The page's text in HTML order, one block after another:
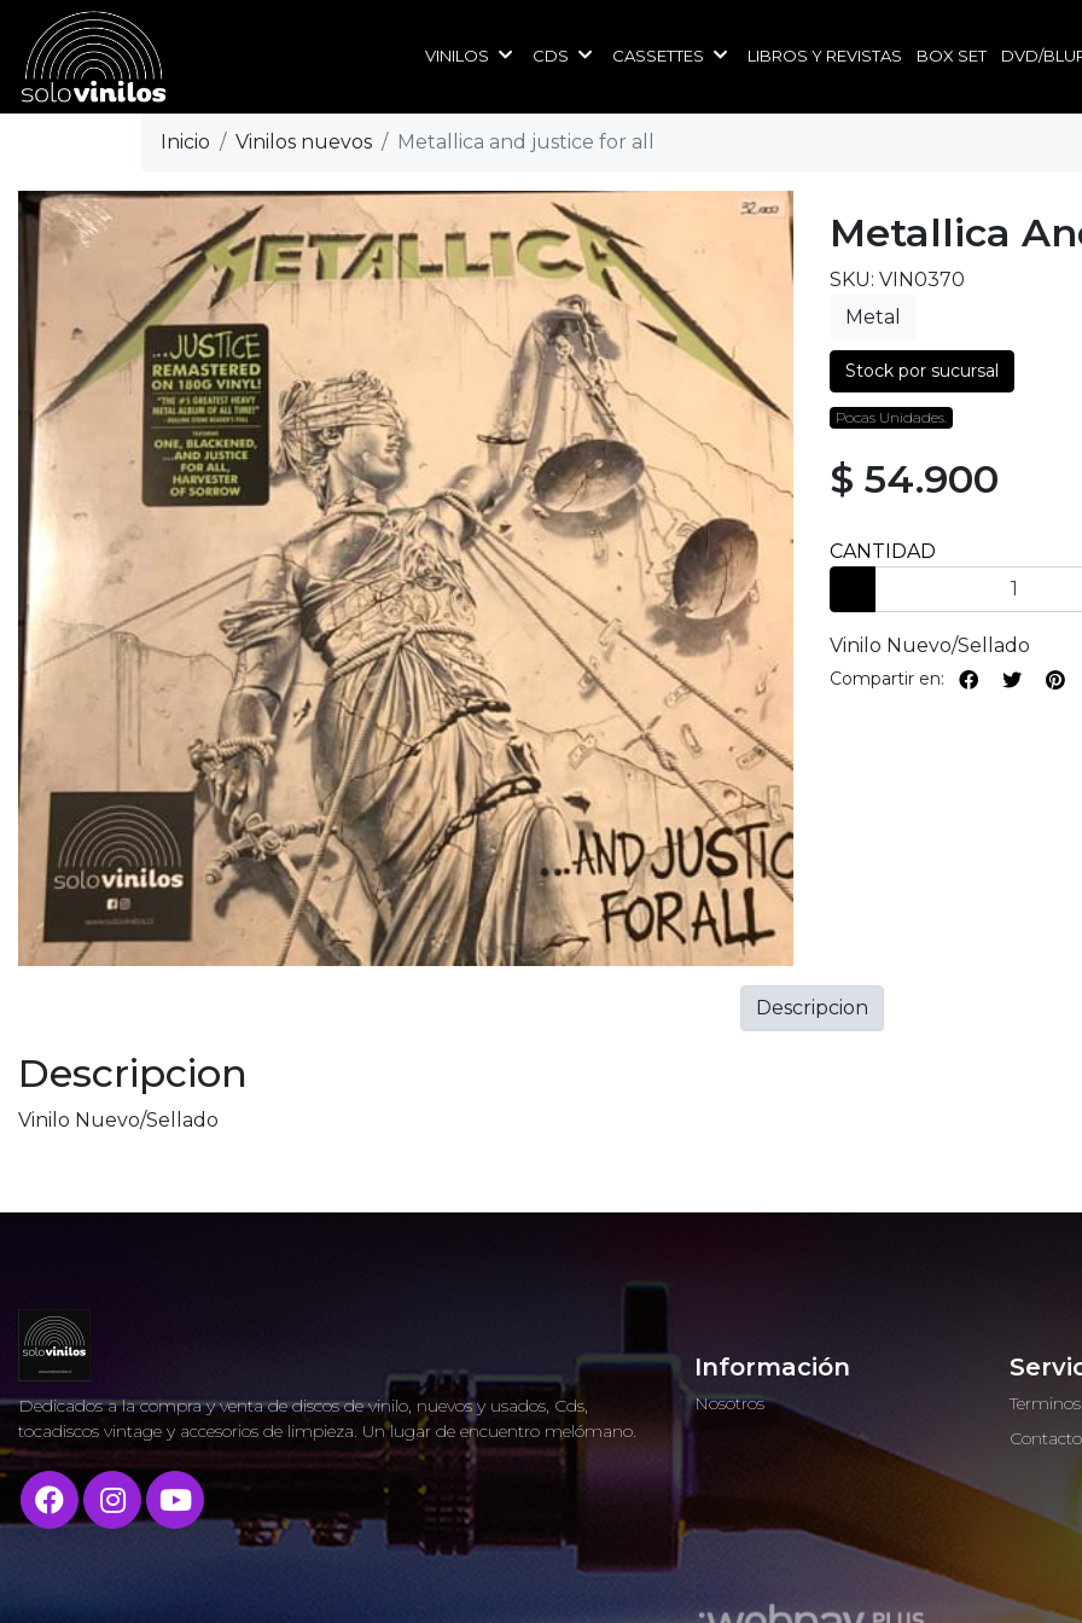
VINILOS CDS CASSETTES LIBROS Y REVISTAS BOX SET DVD/
Inicio Vinilos nuevos Metallica and justice for all
Metallica
SKU: VIN0370
Metal
Stock por sucursal
Pocas Unidades.
$ 54.900
CANTIDAD
Vinilo Nuevo/Sellado
Compartir en:
Descripcion
Vinilo Nuevo/Sellado
Descripcion
Dedicados a la compra y venta de discos de vinilo, nuevos y usados, Cds,
tocadiscos vintage y accesorios de limpieza. Un lugar de encuentro melómano.
Información
Nosotros
Contacto